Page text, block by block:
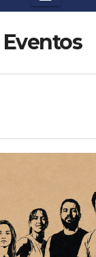
Eventos